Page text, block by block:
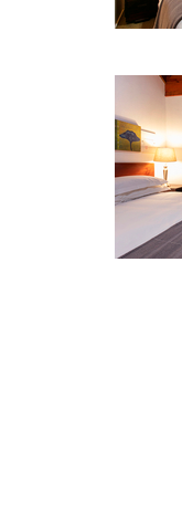
• Drahtlose
• Mini-Safe
•
• Die Einheiten
• Fax- und
•
• Wäscheleinen